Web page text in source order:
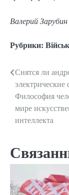
Валерий Зарубин
Рубрики:
по
записям
Снятся ли
электрические
Философия
мире
интеллекта